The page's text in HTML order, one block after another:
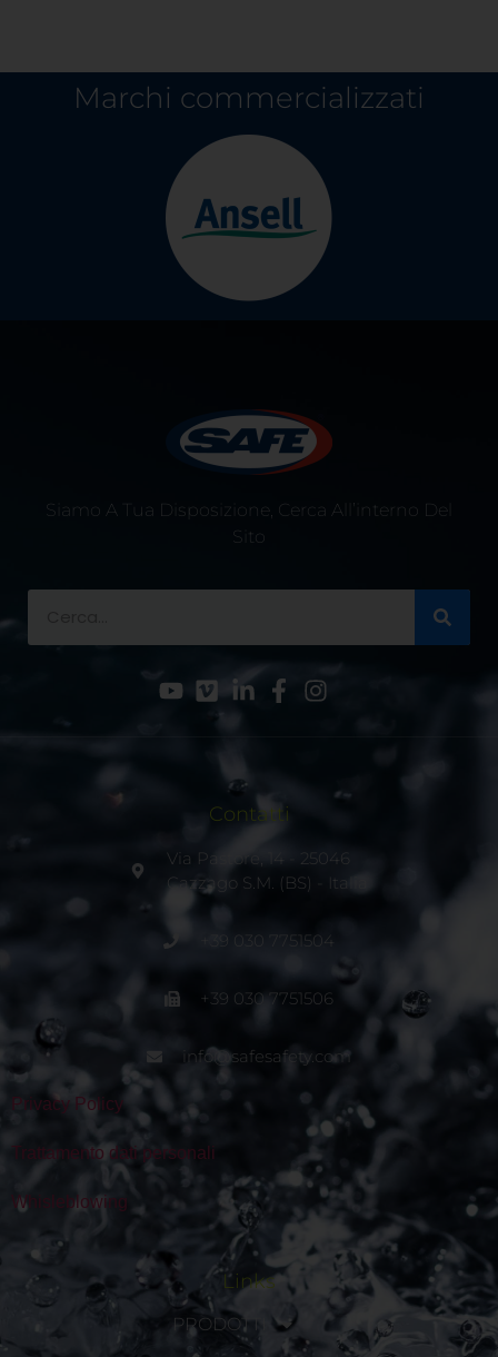
Marchi commercializzati
Siamo A Tua Disposizione, Cerca All’interno Del
Sito
Contatti
Via Pastore, 14 - 25046
Cazzago S.M. (BS) - Italia
+39 030 7751504
+39 030 7751506
info@safesafety.com
Privacy Policy
Trattamento dati personali
Whisleblowing
Links
PRODOTTI